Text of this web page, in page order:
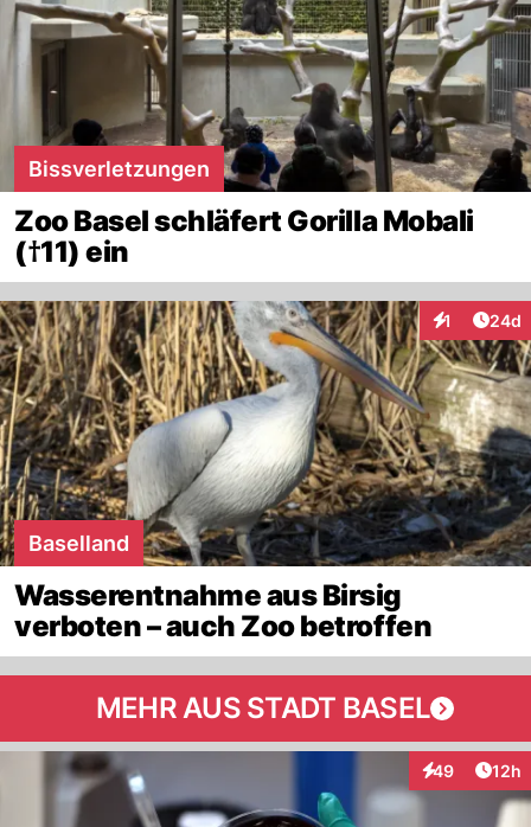
Bissverletzungen
Zoo Basel schläfert Gorilla Mobali
(†11) ein
1
Interaktionen
24d
Baselland
Wasserentnahme aus Birsig
verboten – auch Zoo betroffen
MEHR AUS STADT BASEL
49
Interaktionen
12h